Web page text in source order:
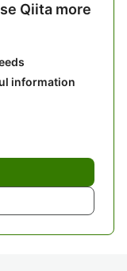
Qiita more
information